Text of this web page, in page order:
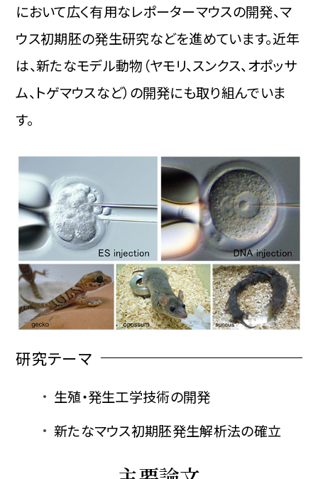
において広く有用なレポーターマウスの開発、マ
ウス初期胚の発生研究などを進めています。近年
は、新たなモデル動物（ヤモリ、スンクス、オポッサ
ム、トゲマウスなど）の開発にも取り組んでいま
す。
研究テーマ
生殖・発生工学技術の開発
新たなマウス初期胚発生解析法の確立